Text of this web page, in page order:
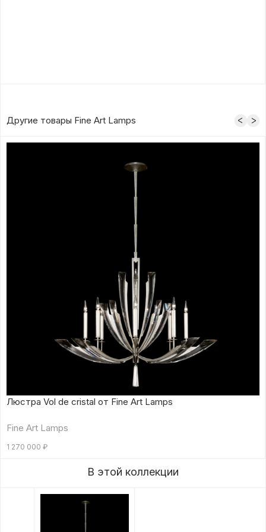
Другие товары Fine Art Lamps
Люстра Vol de cristal от Fine Art Lamps
Fine Art Lamps
1 270 000 ₽
В этой коллекции